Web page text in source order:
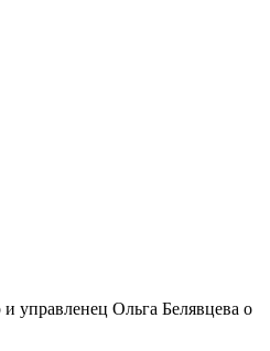
управленец Ольга Белявцева о